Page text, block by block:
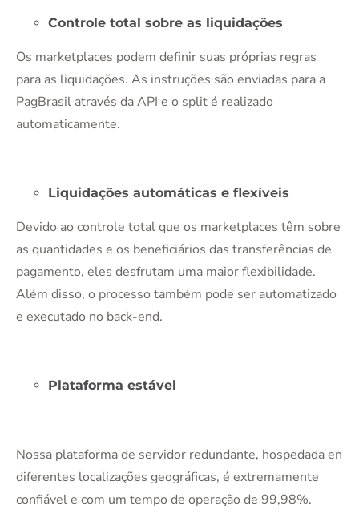
Controle total sobre as liquidações
Os marketplaces podem definir suas próprias regras
para as liquidações. As instruções são enviadas para a
PagBrasil através da API e o split é realizado
automaticamente.
Liquidações automáticas e flexíveis
Devido ao controle total que os marketplaces têm sobre
as quantidades e os beneficiários das transferências de
pagamento, eles desfrutam uma maior flexibilidade.
Além disso, o processo também pode ser automatizado
e executado no back-end.
Plataforma estável
Nossa plataforma de servidor redundante, hospedada en
diferentes localizações geográficas, é extremamente
confiável e com um tempo de operação de 99,98%.